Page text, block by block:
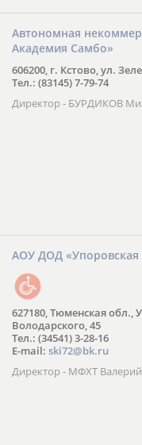
Автономная
Академия Самбо»
606200, г. Кстово, ул.
Тел.: (83145) 7-79-74
Директор - БУРДИКОВ
АОУ ДОД
627180, Тюменская обл.,
Володарского, 45
Тел.: (34541) 3-28-16
E-mail: ski72@bk.ru
Директор - МФХТ